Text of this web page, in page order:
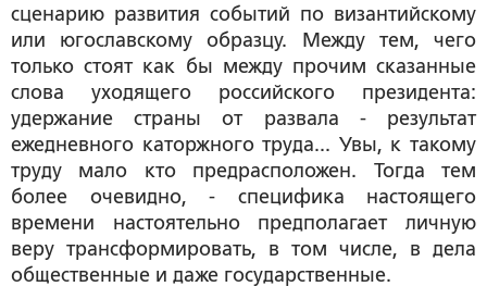
сценарию развития событий по византийскому
или югославскому образцу. Между тем, чего
только стоят как бы между прочим сказанные
слова уходящего российского президента:
удержание страны от развала - результат
ежедневного каторжного труда... Увы, к такому
труду мало кто предрасположен. Тогда тем
более очевидно, - специфика настоящего
времени настоятельно предполагает личную
веру трансформировать, в том числе, в дела
общественные и даже государственные.